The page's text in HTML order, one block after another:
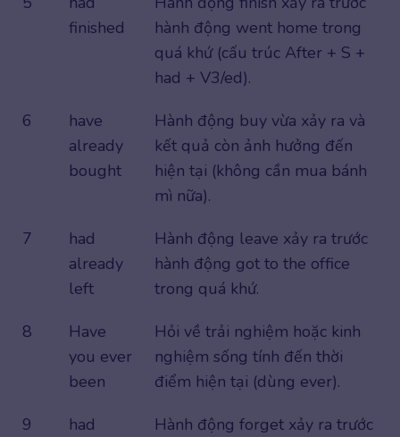
finished
hành động went home trong
quá khứ (cấu trúc After + S +
had + V3/ed).
6
have
already
bought
Hành động buy vừa xảy ra và
kết quả còn ảnh hưởng đến
hiện tại (không cần mua bánh
mì nữa).
7
had
already
left
Hành động leave xảy ra trước
hành động got to the office
trong quá khứ.
8
Have
you ever
been
Hỏi về trải nghiệm hoặc kinh
nghiệm sống tính đến thời
điểm hiện tại (dùng ever).
9
had
Hành động forget xảy ra trước